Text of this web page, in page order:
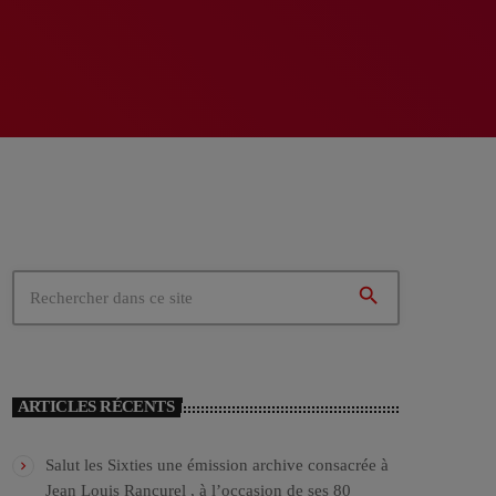
search
ARTICLES RÉCENTS
Salut les Sixties une émission archive consacrée à
Jean Louis Rancurel , à l’occasion de ses 80